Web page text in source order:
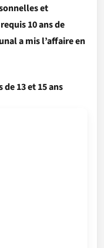
et
10 ans de
a mis l’affaire en
13 et 15 ans